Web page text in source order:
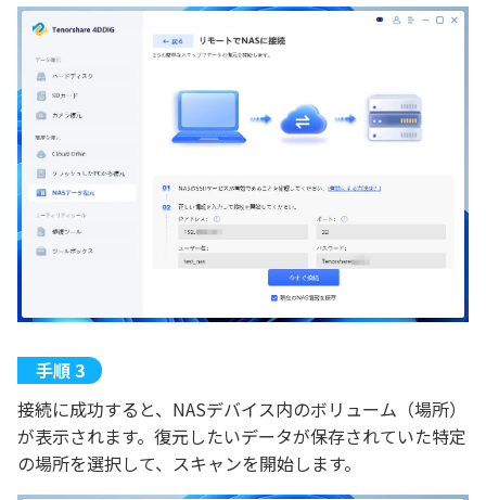
接続に成功すると、NASデバイス内のボリューム（場所）
が表示されます。復元したいデータが保存されていた特定
の場所を選択して、スキャンを開始します。